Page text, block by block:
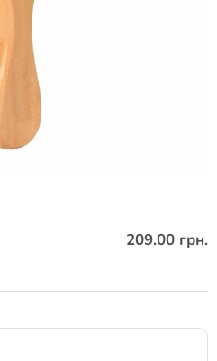
209.00 грн.